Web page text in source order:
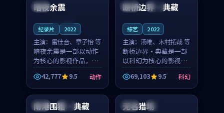
日本
暗夜余震
纪录片 2022
主演： 雷佳音、章子怡 等
暗夜余震是一部以动作
为核心的影视作品，围
绕危机、反转与人物成
长展开，整体节奏紧
凑，值得推荐观看。
42,777 9.5 动作
泰国 完结
断桥边界·典藏
综艺 2022
主演： 汤唯、木村拓哉 等
断桥边界·典藏是一部
以科幻为核心的影视作
品，围绕危机、反转与
人物成长展开，整体节
奏紧凑，值得推荐观
看。
69,103 9.5 科幻
中国 独播
南港围猎·典藏 法国 杜比
无名猎场